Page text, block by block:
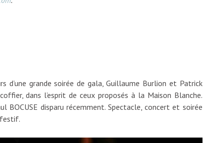
d’une grande soirée de gala, Guillaume Burlion et Patrick
dans l’esprit de ceux proposés à la Maison Blanche.
BOCUSE disparu récemment. Spectacle, concert et soirée